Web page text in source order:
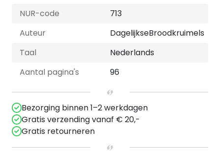
NUR-code
713
Auteur
DagelijkseBroodkruimels
Taal
Nederlands
Aantal pagina's
96
Bezorging binnen 1–2 werkdagen
Gratis verzending vanaf € 20,-
Gratis retourneren